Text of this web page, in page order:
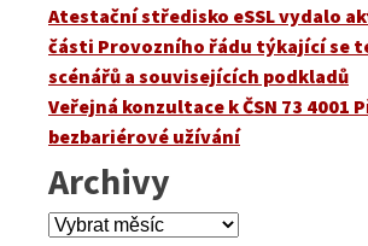
Atestační středisko eSSL vydalo
části Provozního řádu týkající se
scénářů a souvisejících podkladů
Veřejná konzultace k ČSN 73 4001
bezbariérové užívání
Archivy
Archivy